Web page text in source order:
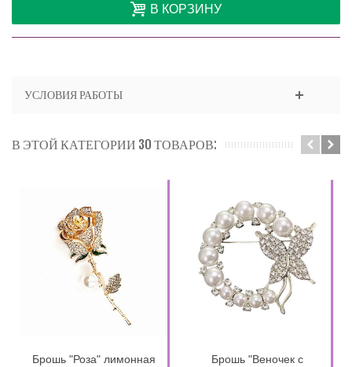
В КОРЗИНУ
УСЛОВИЯ РАБОТЫ
В ЭТОЙ КАТЕГОРИИ 30 ТОВАРОВ:
Брошь "Роза" лимонная
Брошь "Веночек с